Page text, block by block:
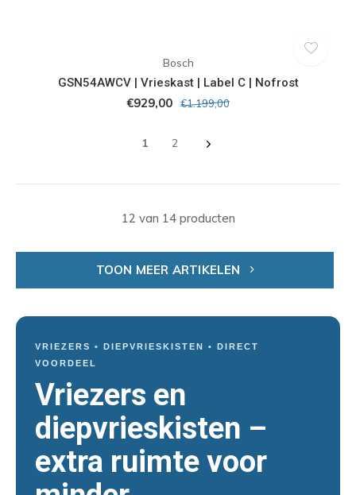
Bosch
GSN54AWCV | Vrieskast | Label C | Nofrost
€929,00 €1.199,00
1 2
12 van 14 producten
TOON MEER ARTIKELEN
VRIEZERS • DIEPVRIESKISTEN • DIRECT
VOORDEEL
Vriezers en
diepvrieskisten –
extra ruimte voor